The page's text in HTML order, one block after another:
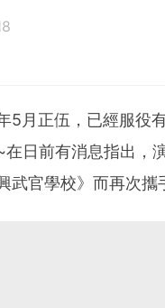
5月正伍，已經服役
日前有消息指出，
武官學校》而再次攜